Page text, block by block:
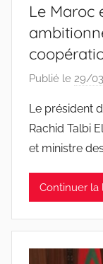
Le Maroc
Publié le 29/
Le président
Rachid Talbi
et ministre
Continuer la